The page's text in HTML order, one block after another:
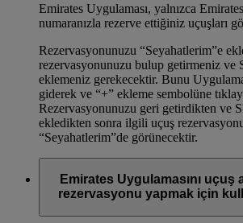
Emirates Uygulaması, yalnızca
numaranızla rezerve ettiğiniz uçuşları
Rezervasyonunuzu “Seyahatlerim”e
rezervasyonunuzu bulup getirmeniz ve
eklemeniz gerekecektir. Bunu
giderek ve “+” ekleme sembolüne
Rezervasyonunuzu geri getirdikten ve
ekledikten sonra ilgili uçuş
“Seyahatlerim”de görünecektir.
Emirates Uygulamasını uçuş
rezervasyonu yapmak için